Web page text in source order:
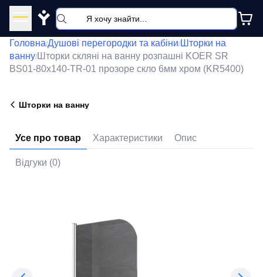
Y
Головна/Душові перегородки та кабіни/ Шторки на
ванну/ Шторки скляні на ванну розпашні KOER SR
BS01-80x140-TR-01 прозоре скло 6мм хром (KR5400)
Шторки на ванну
Усе про товар Характеристики Опис
Відгуки (0)